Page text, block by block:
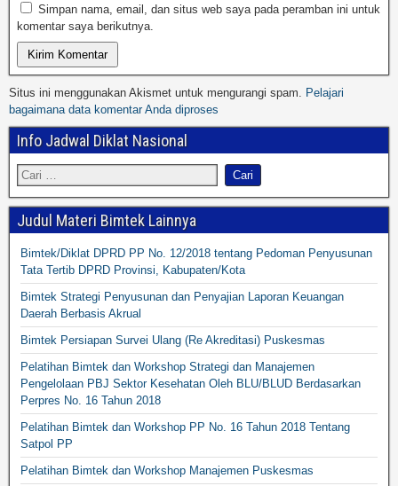
Simpan nama, email, dan situs web saya pada peramban ini untuk
komentar saya berikutnya.
Situs ini menggunakan Akismet untuk mengurangi spam.
Pelajari
bagaimana data komentar Anda diproses
Info Jadwal Diklat Nasional
Judul Materi Bimtek Lainnya
Bimtek/Diklat DPRD PP No. 12/2018 tentang Pedoman Penyusunan
Tata Tertib DPRD Provinsi, Kabupaten/Kota
Bimtek Strategi Penyusunan dan Penyajian Laporan Keuangan
Daerah Berbasis Akrual
Bimtek Persiapan Survei Ulang (Re Akreditasi) Puskesmas
Pelatihan Bimtek dan Workshop Strategi dan Manajemen
Pengelolaan PBJ Sektor Kesehatan Oleh BLU/BLUD Berdasarkan
Perpres No. 16 Tahun 2018
Pelatihan Bimtek dan Workshop PP No. 16 Tahun 2018 Tentang
Satpol PP
Pelatihan Bimtek dan Workshop Manajemen Puskesmas